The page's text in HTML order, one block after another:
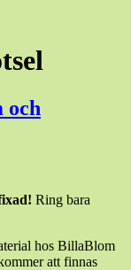
och
Ring bara
hos BillaBlom
att finnas